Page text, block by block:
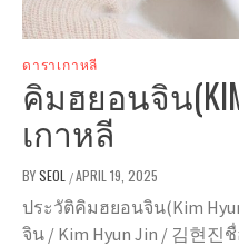
ดาราเกาหลี
คิมฮยอนจิน
เกาหลี
BYSEOL /APRIL 19, 2025
ประวัติคิมฮยอนจิน(Kim
จิน / Kim Hyun Jin / 김현진